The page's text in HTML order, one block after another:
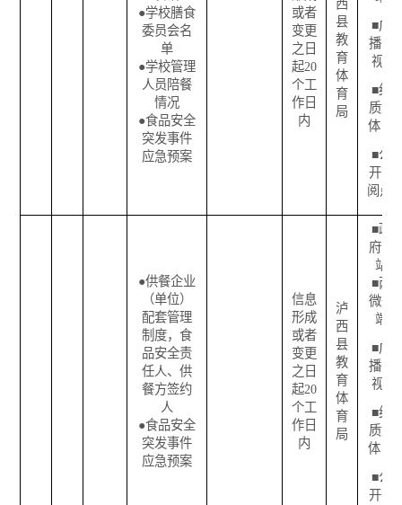
●学校膳食
委员会名
单
●学校管理
人员陪餐
情况
●食品安全
突发事件
应急预案
或者
变更
之日
起20
个工
作日
内
西
县
教
育
体
育
局
■广
播电
视
■纸
质媒
体
■公
开查
阅点
●供餐企业
（单位）
配套管理
制度，食
品安全责
任人、供
餐方签约
人
●食品安全
突发事件
应急预案
信息
形成
或者
变更
之日
起20
个工
作日
内
泸
西
县
教
育
体
育
局
■政
府网
站
■两
微一
端
■广
播电
视
■纸
质媒
体
■公
开查